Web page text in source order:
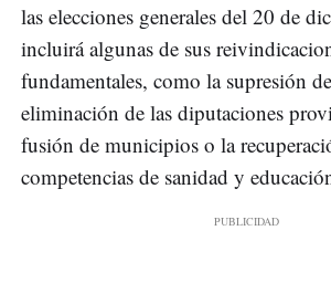
las elecciones generales del 20 de
incluirá algunas de sus
fundamentales, como la supresión
eliminación de las diputaciones
fusión de municipios o la
competencias de sanidad y